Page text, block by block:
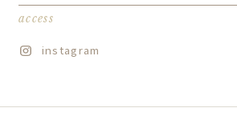
access
instagram